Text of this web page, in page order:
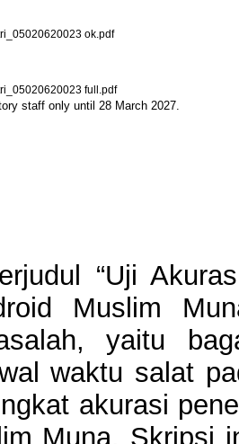
ok.pdf
full.pdf
staff only until 28 March 2027.
“Uji
Muslim
yaitu
waktu salat
akurasi
Muna. Skripsi